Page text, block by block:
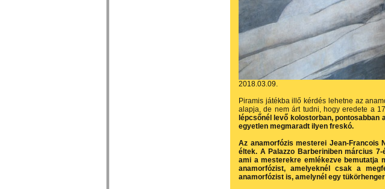
2018.03.09.
Piramis játékba illő kérdés lehetne az
alapja, de nem árt tudni, hogy eredete a
lépcsőnél levő kolostorban, pontosabban
egyetlen megmaradt ilyen freskó.
Az anamorfózis mesterei Jean-Francois
éltek. A Palazzo Barberiniben március
ami a mesterekre emlékezve bemutatja
anamorfózist, amelyeknél csak a
anamorfózist is, amelynél egy